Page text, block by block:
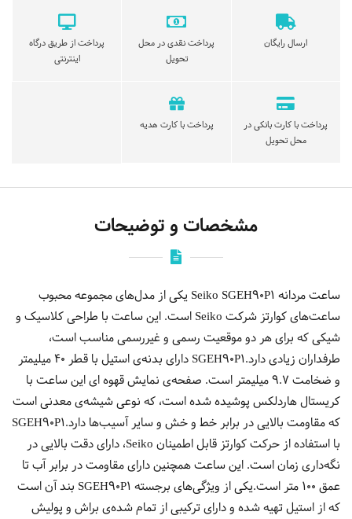
ارسال رایگان
پرداخت نقدی در محل
تحویل
پرداخت از طریق درگاه
اینترنتی
پرداخت با کارت بانکی در
محل تحویل
پرداخت با کارت هدیه
مشخصات و توضیحات
ساعت مردانه Seiko SGEH90P1 یکی از مدل‌های مجموعه محبوب
ساعت‌های کوارتز شرکت Seiko است. این ساعت با طراحی کلاسیک و
شیکی که برای هر دو موقعیت رسمی و غیررسمی مناسب است،
طرفداران زیادی دارد.SGEH90P1 دارای بدنه‌ی استیل با قطر 40 میلیمتر
و ضخامت 9.7 میلیمتر است. صفحه‌ی نمایش قهوه ای این ساعت با
کریستال هاردلکس پوشیده شده است، که نوعی شیشه‌ی معدنی است
که مقاومت بالایی در برابر خط و خش و سایر آسیب‌ها دارد.SGEH90P1
با استفاده از حرکت کوارتز قابل اطمینان Seiko، دارای دقت بالایی در
نگه‌داری زمان است. این ساعت همچنین دارای مقاومت در برابر آب تا
عمق 100 متر است.یکی از ویژگی‌های برجسته SGEH90P1 بند آن است
که از استیل تهیه شده و دارای ترکیبی از تمام شده‌ی براش و پولیش